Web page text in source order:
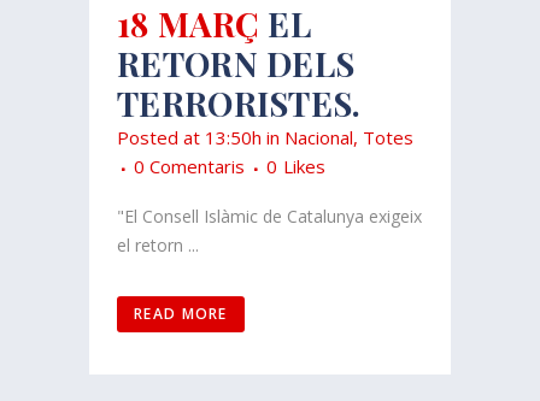
18 MARÇ EL
RETORN DELS
TERRORISTES.
Posted at 13:50h in Nacional, Totes
0 Comentaris
0 Likes
"El Consell Islàmic de Catalunya exigeix
el retorn ...
READ MORE